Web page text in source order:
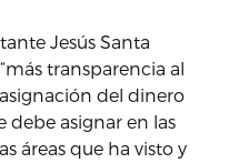
Jesús Santa
transparencia al
del dinero
debe asignar en las
áreas que ha visto y